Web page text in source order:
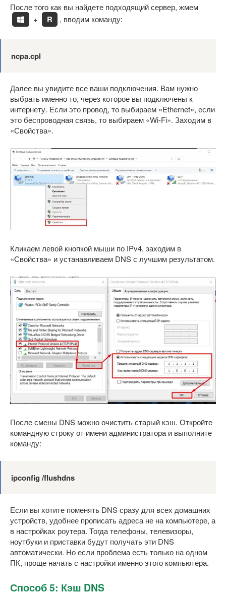
После того как вы найдете подходящий сервер, жмем
+
R , вводим команду:
ncpa.cpl
Далее вы увидите все ваши подключения. Вам нужно
выбрать именно то, через которое вы подключены к
интернету. Если это провод, то выбираем «Ethernet», если
это беспроводная связь, то выбираем «Wi-Fi». Заходим в
«Свойства».
Кликаем левой кнопкой мыши по IPv4, заходим в
«Свойства» и устанавливаем DNS с лучшим результатом.
После смены DNS можно очистить старый кэш. Откройте
командную строку от имени администратора и выполните
команду:
ipconfig /flushdns
Если вы хотите поменять DNS сразу для всех домашних
устройств, удобнее прописать адреса не на компьютере, а
в настройках роутера. Тогда телефоны, телевизоры,
ноутбуки и приставки будут получать эти DNS
автоматически. Но если проблема есть только на одном
ПК, проще начать с настройки именно этого компьютера.
Способ 5: Кэш DNS